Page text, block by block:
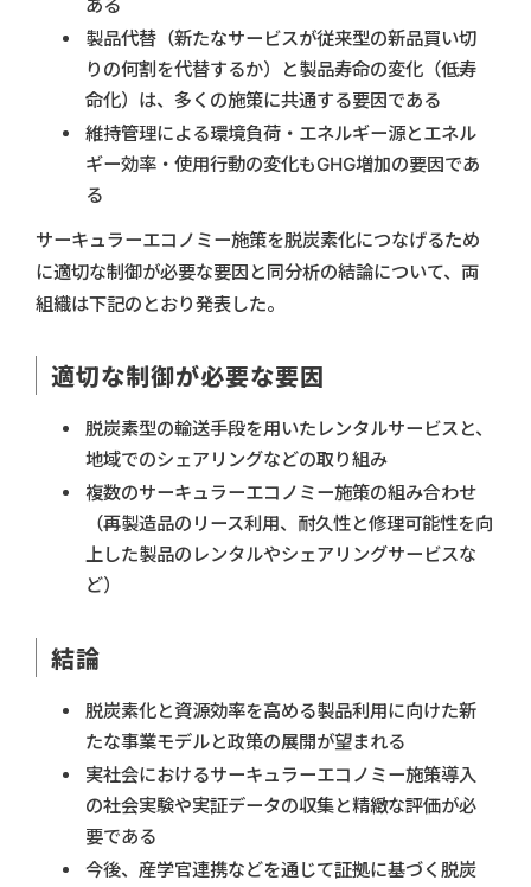
ある
製品代替（新たなサービスが従来型の新品買い切
りの何割を代替するか）と製品寿命の変化（低寿
命化）は、多くの施策に共通する要因である
維持管理による環境負荷・エネルギー源とエネル
ギー効率・使用行動の変化もGHG増加の要因であ
る
サーキュラーエコノミー施策を脱炭素化につなげるため
に適切な制御が必要な要因と同分析の結論について、両
組織は下記のとおり発表した。
適切な制御が必要な要因
脱炭素型の輸送手段を用いたレンタルサービスと、
地域でのシェアリングなどの取り組み
複数のサーキュラーエコノミー施策の組み合わせ
（再製造品のリース利用、耐久性と修理可能性を向
上した製品のレンタルやシェアリングサービスな
ど）
結論
脱炭素化と資源効率を高める製品利用に向けた新
たな事業モデルと政策の展開が望まれる
実社会におけるサーキュラーエコノミー施策導入
の社会実験や実証データの収集と精緻な評価が必
要である
今後、産学官連携などを通じて証拠に基づく脱炭